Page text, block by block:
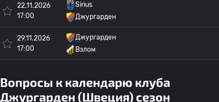
22.11.2026
17:00
Sirius
Джургарден
29.11.2026
17:00
Джургарден
Взлом
Вопросы к календарю клуба
Джургарден (Швеция) сезон